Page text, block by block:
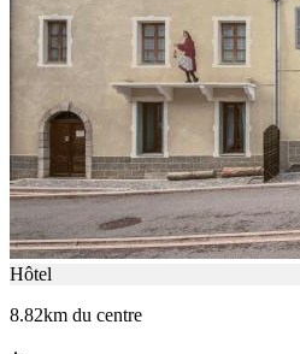
Hôtel
8.82km du centre